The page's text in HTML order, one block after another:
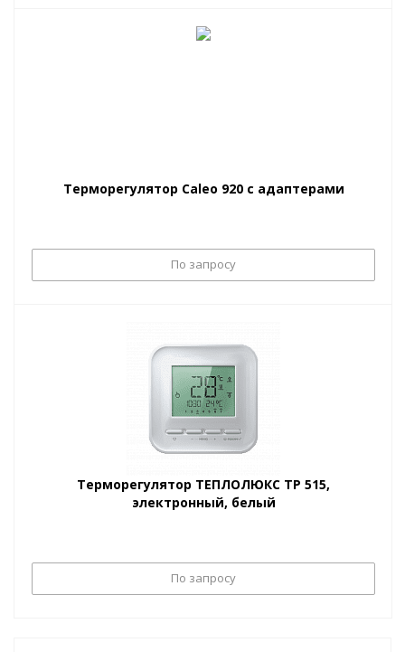
Терморегулятор Caleo 920 с адаптерами
По запросу
Терморегулятор ТЕПЛОЛЮКС TP 515,
электронный, белый
По запросу